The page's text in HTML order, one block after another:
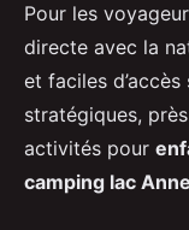
Pour les
directe avec la
et faciles
stratégiques, près
activités pour
camping lac